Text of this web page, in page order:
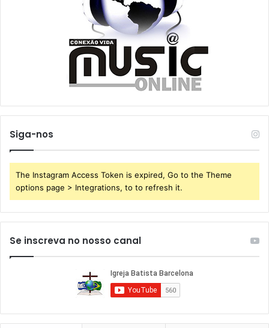
Siga-nos
The Instagram Access Token is expired, Go to the Theme
options page > Integrations, to to refresh it.
Se inscreva no nosso canal